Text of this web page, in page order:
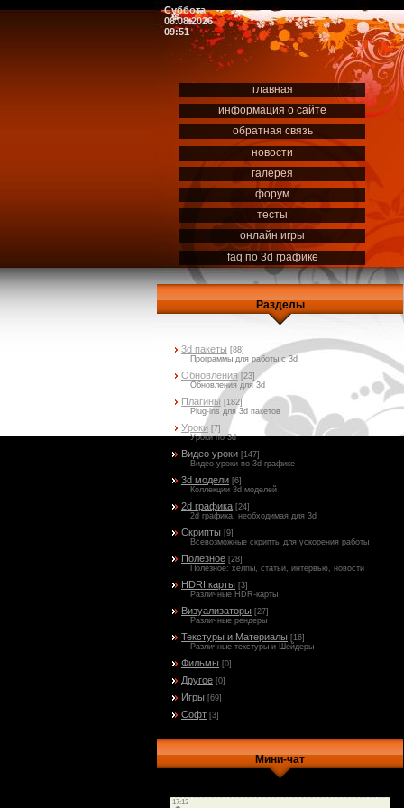
Суббота
08.08.2026
09:51
главная
информация о сайте
обратная связь
новости
галерея
форум
тесты
онлайн игры
faq по 3d графике
Разделы
3d пакеты [88]
Программы для работы с 3d
Обновления [23]
Обновления для 3d
Плагины [182]
Plug-ins для 3d пакетов
Уроки [7]
Уроки по 3d
Видео уроки [147]
Видео уроки по 3d графике
3d модели [6]
Коллекции 3d моделей
2d графика [24]
2d графика, необходимая для 3d
Скрипты [9]
Всевозможные скрипты для ускорения работы
Полезное [28]
Полезное: хелпы, статьи, интервью, новости
HDRI карты [3]
Различные HDR-карты
Визуализаторы [27]
Различные рендеры
Текстуры и Материалы [16]
Различные текстуры и Шейдеры
Фильмы [0]
Другое [0]
Игры [69]
Софт [3]
Мини-чат